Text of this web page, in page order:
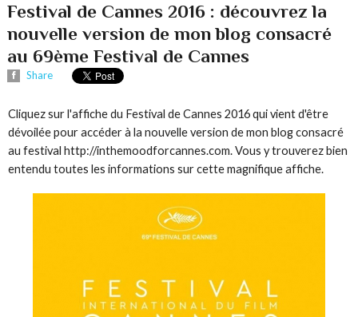
Festival de Cannes 2016 : découvrez la
nouvelle version de mon blog consacré
au 69ème Festival de Cannes
Share
Cliquez sur l'affiche du Festival de Cannes 2016 qui vient d'être
dévoilée pour accéder à la nouvelle version de mon blog consacré
au festival http://inthemoodforcannes.com. Vous y trouverez bien
entendu toutes les informations sur cette magnifique affiche.